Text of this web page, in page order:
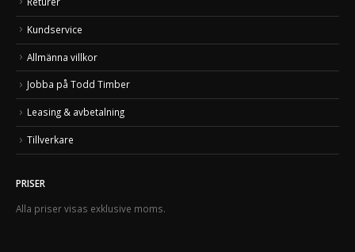
Kundservice
Allmänna villkor
Jobba på Todd Timber
Leasing & avbetalning
Tillverkare
PRISER
Alla priser visas exklusive moms.